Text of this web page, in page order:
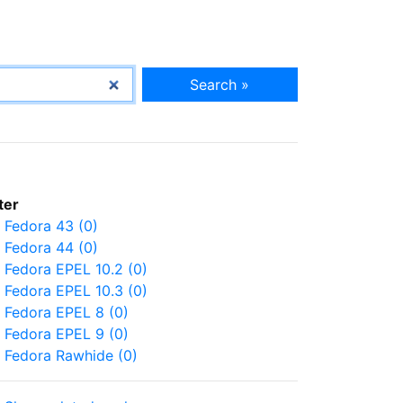
Search »
Fedora 43 (0)
Fedora 44 (0)
Fedora EPEL 10.2 (0)
Fedora EPEL 10.3 (0)
Fedora EPEL 8 (0)
Fedora EPEL 9 (0)
Fedora Rawhide (0)